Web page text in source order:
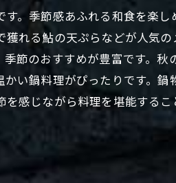
。季節感あふれる和食を楽
れる鮎の天ぷらなどが人気
節のおすすめが豊富です。
い鍋料理がぴったりです。
感じながら料理を堪能する